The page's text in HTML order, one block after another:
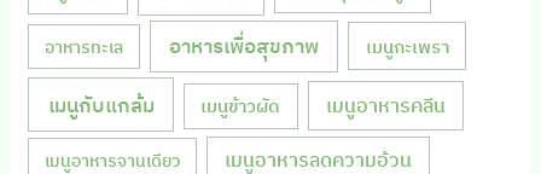
อาหารทะเล อาหารเพื่อสุขภาพ เมนูกะเพรา
เมนูกับแกล้ม เมนูข้าวผัด เมนูอาหารคลีน
เมนูอาหารจานเดียว เมนูอาหารลดความอ้วน